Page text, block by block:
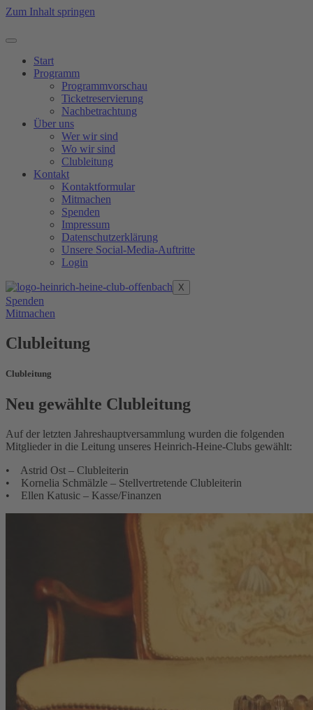
Zum Inhalt springen
Start
Programm
Programmvorschau
Ticketreservierung
Nachbetrachtung
Über uns
Wer wir sind
Wo wir sind
Clubleitung
Kontakt
Kontaktformular
Mitmachen
Spenden
Impressum
Datenschutzerklärung
Unsere Social-Media-Auftritte
Login
X
Spenden
Mitmachen
Clubleitung
Clubleitung
Neu gewählte Clubleitung
Auf der letzten Jahreshauptversammlung wurden die folgenden
Mitglieder in die Leitung unseres Heinrich-Heine-Clubs gewählt:
• Astrid Ost – Clubleiterin
• Kornelia Schmälzle – Stellvertretende Clubleiterin
• Ellen Katusic – Kasse/Finanzen